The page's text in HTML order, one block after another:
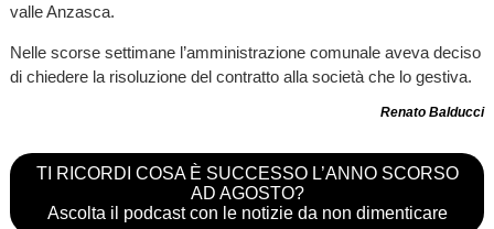
valle Anzasca.
Nelle scorse settimane l’amministrazione comunale aveva deciso
di chiedere la risoluzione del contratto alla società che lo gestiva.
Renato Balducci
TI RICORDI COSA È SUCCESSO L’ANNO SCORSO
AD AGOSTO?
Ascolta il podcast con le notizie da non dimenticare